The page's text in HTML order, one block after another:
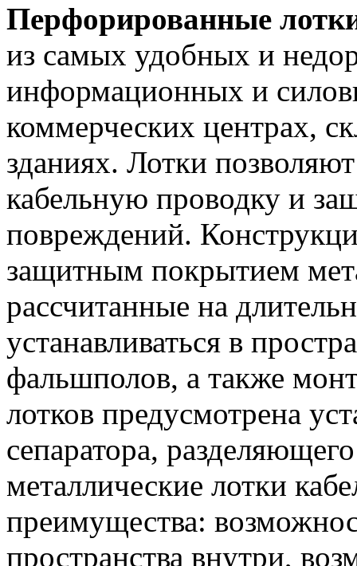
Перфорированные
из самых удобных и
информационных и
коммерческих центрах,
зданиях. Лотки
кабельную проводку и
повреждений.
защитным покрытием
рассчитанные на
устанавливаться в
фальшполов, а также
лотков предусмотрена
сепаратора,
металлические лотки
преимущества:
пространства внутри,